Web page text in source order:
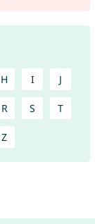
H I J
R S T
Z